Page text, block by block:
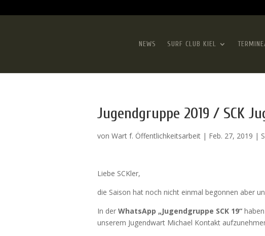
NEWS SURF CLUB KIEL
Jugendgruppe 2019 / SCK
von Wart f. Öffentlichkeitsarbeit | Feb. 27, 2019 |
Liebe SCKler,
die Saison hat noch nicht einmal begonnen aber
In der WhatsApp „Jugendgruppe SCK 19“
unserem Jugendwart Michael Kontakt